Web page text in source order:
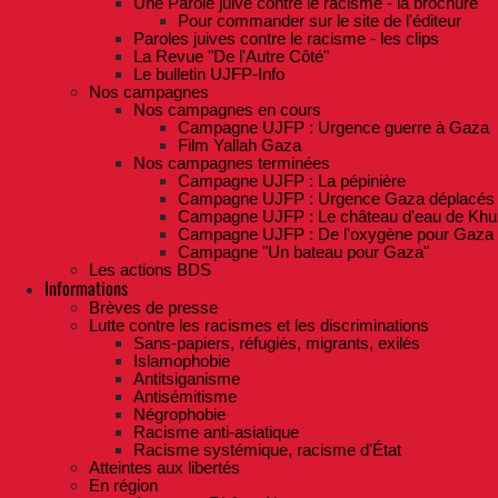
Pour commander sur le site de l'éditeur
Paroles juives contre le racisme - les clips
La Revue "De l'Autre Côté"
Le bulletin UJFP-Info
Nos campagnes
Nos campagnes en cours
Campagne UJFP : Urgence guerre à Gaza
Film Yallah Gaza
Nos campagnes terminées
Campagne UJFP : La pépinière
Campagne UJFP : Urgence Gaza déplacés
Campagne UJFP : Le château d'eau de
Campagne UJFP : De l'oxygène pour Gaza
Campagne "Un bateau pour Gaza"
Les actions BDS
Informations
Brèves de presse
Lutte contre les racismes et les discriminations
Sans-papiers, réfugiés, migrants, exilés
Islamophobie
Antitsiganisme
Antisémitisme
Négrophobie
Racisme anti-asiatique
Racisme systémique, racisme d'État
Atteintes aux libertés
En région